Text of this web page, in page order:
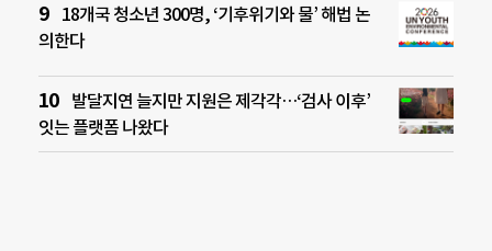
18개국 청소년 300명, ‘기후위기와 물’ 해법 논
의한다
발달지연 늘지만 지원은 제각각…‘검사 이후’
잇는 플랫폼 나왔다